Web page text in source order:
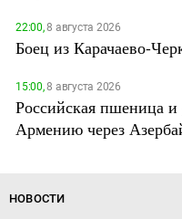
22:00,8 августа 2026
Боец из Карачаево-
15:00,8 августа 2026
Российская пшеница и
Армению через
НОВОСТИ